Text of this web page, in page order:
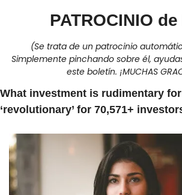
PATROCINIO de
(Se trata de un patrocinio
Simplemente pinchando sobre él,
este boletín. ¡MUCHAS
What investment is rudimentary
‘revolutionary’ for 70,571+